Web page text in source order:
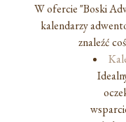
W ofercie "Boski
kalendarzy
znaleźć